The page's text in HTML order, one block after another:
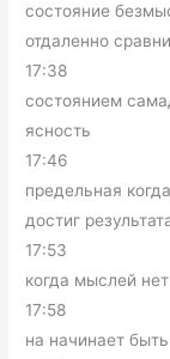
состояние
отдаленно
17:38
состоянием
ясность
17:46
предельная
достиг
17:53
когда мыслей
17:58
на начинает